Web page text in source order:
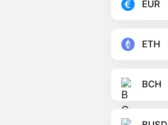
EUR
ETH
BCH